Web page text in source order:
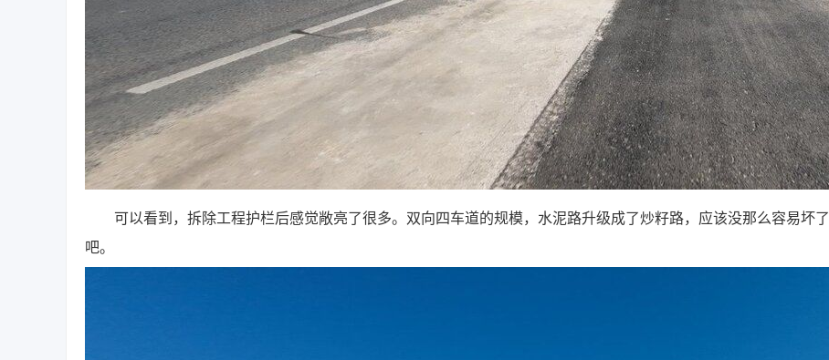
可以看到，拆除工程护栏后感觉敞亮了很多。双向四车道的规模，水泥路升级成了炒籽路，应该没那么容易坏了
吧。